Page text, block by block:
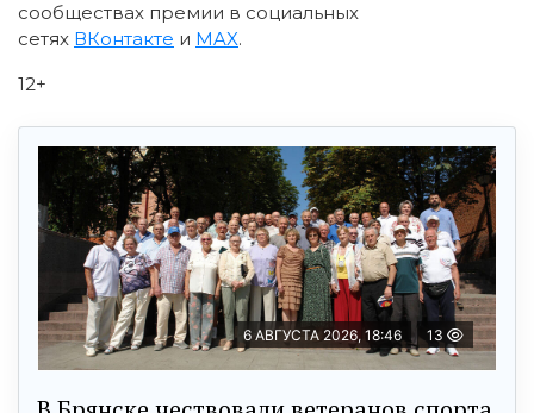
сообществах премии в социальных
сетях ВКонтакте и MAX.
12+
6 АВГУСТА 2026, 18:46 13